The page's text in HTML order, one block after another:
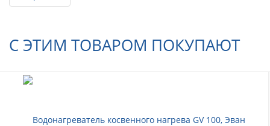
С ЭТИМ ТОВАРОМ ПОКУПАЮТ